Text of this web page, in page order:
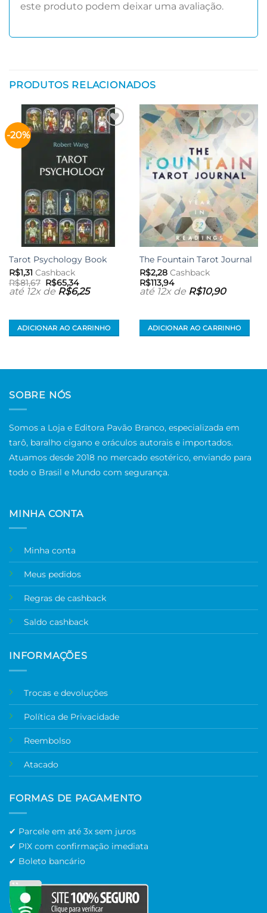
este produto podem deixar uma avaliação.
PRODUTOS RELACIONADOS
-20%
Adicionar
aos meus
Tarot Psychology Book
R$1,31 Cashback
R$81,67 O
preço
original
R$65,34O
preço
atual
até 12x de R$6,25
ADICIONAR AO CARRINHO
Adicionar
The Fountain Tarot Journal
R$2,28Cashback
R$113,94
até 12x de R$10,90
ADICIONAR AO CARRINHO
SOBRE NÓS
Somos a Loja e Editora Pavão Branco, especializada em
tarô, baralho cigano e oráculos autorais e importados.
Atuamos desde 2018 no mercado esotérico, enviando para
todo o Brasil e Mundo com segurança.
MINHA CONTA
Minha conta
Meus pedidos
Regras de cashback
Saldo cashback
INFORMAÇÕES
Trocas e devoluções
Política de Privacidade
Reembolso
Atacado
FORMAS DE PAGAMENTO
✔ Parcele em até 3x sem juros
✔ PIX com confirmação imediata
✔ Boleto bancário